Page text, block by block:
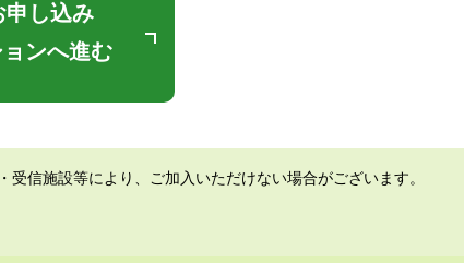
申し込み
ンへ進む
信施設等により、ご加入いただけない場合がございます。